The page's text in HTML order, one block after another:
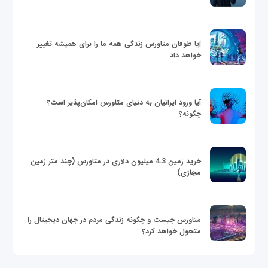
آیا طوفان متاورس زندگی همه ما را برای همیشه تغییر
خواهد داد
آیا ورود ایرانیان به دنیای متاورس امکان‌پذیر است؟
چگونه؟
خرید زمین 4.3 میلیون دلاری در متاورس (چند متر زمین
مجازی)
متاورس چیست و چگونه زندگی مردم در جهان دیجیتال را
متحول خواهد کرد؟